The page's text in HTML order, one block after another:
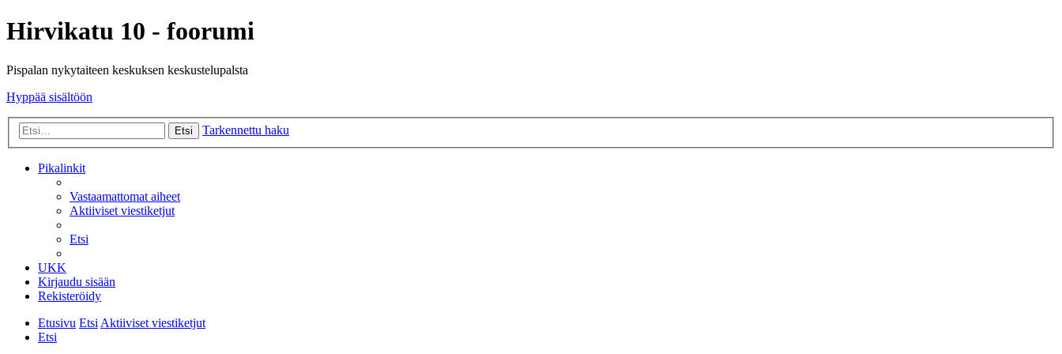
Hirvikatu 10 - foorumi
Pispalan nykytaiteen keskuksen keskustelupalsta
Hyppää sisältöön
Etsi Tarkennettu haku
Pikalinkit
Vastaamattomat aiheet
Aktiiviset viestiketjut
Etsi
UKK
Kirjaudu sisään
Rekisteröidy
Etusivu EtsiAktiiviset viestiketjut
Etsi